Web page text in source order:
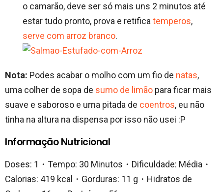
o camarão, deve ser só mais uns 2 minutos até
estar tudo pronto, prova e retifica temperos,
serve com arroz branco.
Nota: Podes acabar o molho com um fio de natas,
uma colher de sopa de sumo de limão para ficar mais
suave e saboroso e uma pitada de coentros, eu não
tinha na altura na dispensa por isso não usei :P
Informação Nutricional
Doses: 1・Tempo: 30 Minutos・Dificuldade: Média・
Calorias: 419 kcal・Gorduras: 11 g・Hidratos de